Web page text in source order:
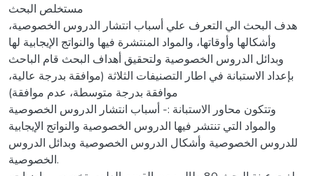
مستخلص البحث
هدف البحث الي التعرف علي أسباب انتشار الدروس الخصوصية،
وأشكالها وأوقاتها، والمواد المنتشرة فيها والنواتج الإيجابية لها
وبدائل الدروس الخصوصية ولتحقيق أهداف البحث قام الباحث
بإعداد الاستبانة في اطار التصنيفات الثلاثة (موافقة بدرجة عالية،
موافقة بدرجة متوسطة، عدم موافقة)
وتتكون محاور الاستبانة :- أسباب انتشار الدروس الخصوصية
والمواد التي تنتشر فيها الدروس الخصوصية والنواتج الإيجابية
للدروس الخصوصية وأشكال الدروس الخصوصية وبدائل الدروس
الخصوصية.